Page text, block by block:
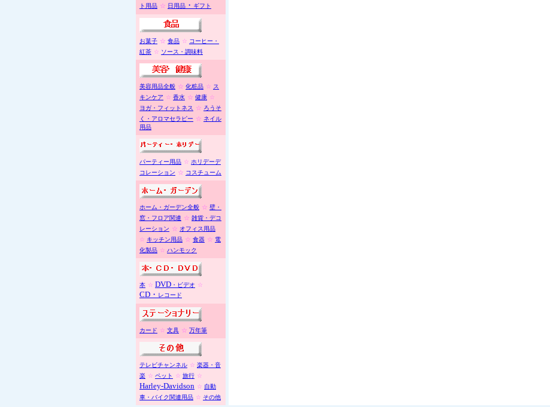
ト用品 ☆ 日用品 ・ ギフト
お菓子 ☆ 食品 ☆ コーヒー・
紅茶 ☆ ソース・調味料
美容用品全般 ☆ 化粧品 ☆ ス
キンケア ☆ 香水 ☆ 健康 ☆
ヨガ・フィットネス
☆ ろうそ
く・アロマセラピー ☆ ネイル
用品
パーティー用品 ☆ ホリデーデ
コレーション ☆ コスチューム
ホーム・ガーデン全般 ☆ 壁・
窓・フロア関連 ☆ 雑貨・デコ
レーション ☆ オフィス用品
☆ キッチン用品 ☆ 食器 ☆ 電
化製品 ☆ ハンモック
本 ☆ DVD ・ビデオ ☆
CD ・ レコード
カード ☆ 文具 ☆ 万年筆
テレビチャンネル ☆ 楽器・音
楽 ☆ ペット ☆ 旅行 ☆
Harley-Davidson ☆ 自動
車・バイク関連用品 ☆ その他